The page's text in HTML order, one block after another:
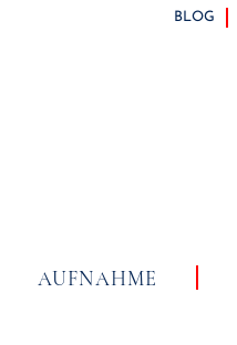
BLOG
AUFNAHME